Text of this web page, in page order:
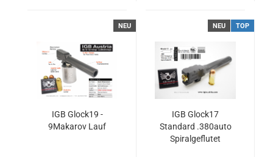
NEU
IGB Glock19 -
9Makarov Lauf
NEU TOP
IGB Glock17
Standard .380auto
Spiralgeflutet